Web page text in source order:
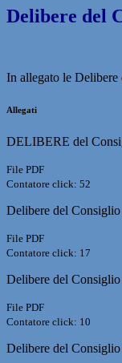
Delibere del
In allegato le Delibere
Allegati
DELIBERE del
File PDF
Contatore click: 52
Delibere del
File PDF
Contatore click: 17
Delibere del
File PDF
Contatore click: 10
Delibere del